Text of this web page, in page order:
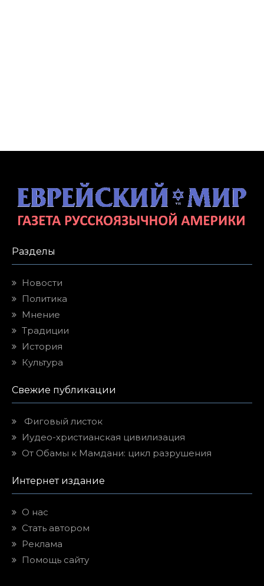
Разделы
Новости
Политика
Мнение
Традиции
История
Культура
Свежие публикации
Фиговый листок
Иудео-христианская цивилизация
От Обамы к Мамдани: цикл разрушения
Интернет издание
О нас
Стать автором
Реклама
Помощь сайту